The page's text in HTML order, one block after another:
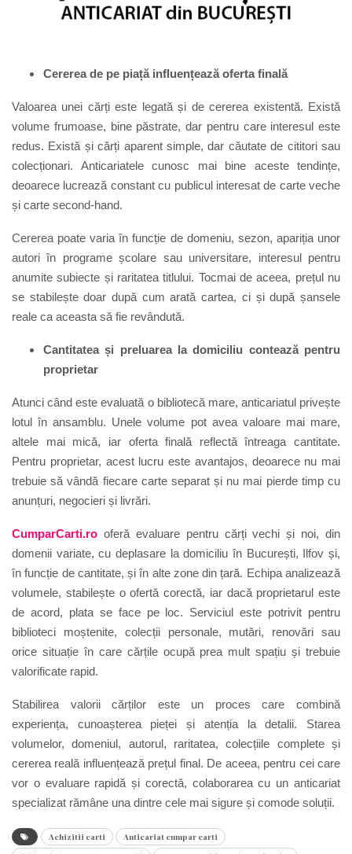
Cererea de pe piață influențează oferta finală
Valoarea unei cărți este legată și de cererea existentă. Există
volume frumoase, bine păstrate, dar pentru care interesul este
redus. Există și cărți aparent simple, dar căutate de cititori sau
colecționari. Anticariatele cunosc mai bine aceste tendințe,
deoarece lucrează constant cu publicul interesat de carte veche
și carte second-hand.
Cererea poate varia în funcție de domeniu, sezon, apariția unor
autori în programe școlare sau universitare, interesul pentru
anumite subiecte și raritatea titlului. Tocmai de aceea, prețul nu
se stabilește doar după cum arată cartea, ci și după șansele
reale ca aceasta să fie revândută.
Cantitatea și preluarea la domiciliu contează pentru
proprietar
Atunci când este evaluată o bibliotecă mare, anticariatul privește
lotul în ansamblu. Unele volume pot avea valoare mai mare,
altele mai mică, iar oferta finală reflectă întreaga cantitate.
Pentru proprietar, acest lucru este avantajos, deoarece nu mai
trebuie să vândă fiecare carte separat și nu mai pierde timp cu
anunțuri, negocieri și livrări.
CumparCarti.ro oferă evaluare pentru cărți vechi și noi, din
domenii variate, cu deplasare la domiciliu în București, Ilfov și,
în funcție de cantitate, și în alte zone din țară. Echipa analizează
volumele, stabilește o ofertă corectă, iar dacă proprietarul este
de acord, plata se face pe loc. Serviciul este potrivit pentru
biblioteci moștenite, colecții personale, mutări, renovări sau
orice situație în care cărțile ocupă prea mult spațiu și trebuie
valorificate rapid.
Stabilirea valorii cărților este un proces care combină
experiența, cunoașterea pieței și atenția la detalii. Starea
volumelor, domeniul, autorul, raritatea, colecțiile complete și
cererea reală influențează prețul final. De aceea, pentru cei care
vor o evaluare rapidă și corectă, colaborarea cu un anticariat
specializat rămâne una dintre cele mai sigure și comode soluții.
Achizitii carti
Anticariat cumpar carti